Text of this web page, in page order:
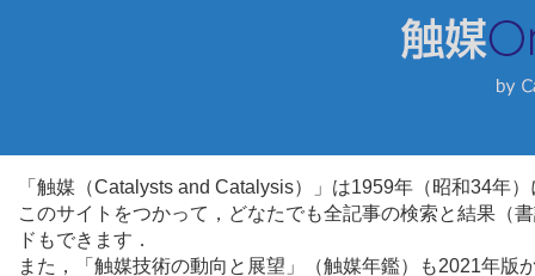
「触媒（Catalysts and Catalysis）」は1959年（昭和34年
このサイトをつかって，どなたでも全記事の検索と結果（
ドもできます．
また，「触媒技術の動向と展望」（触媒年鑑）も2021年